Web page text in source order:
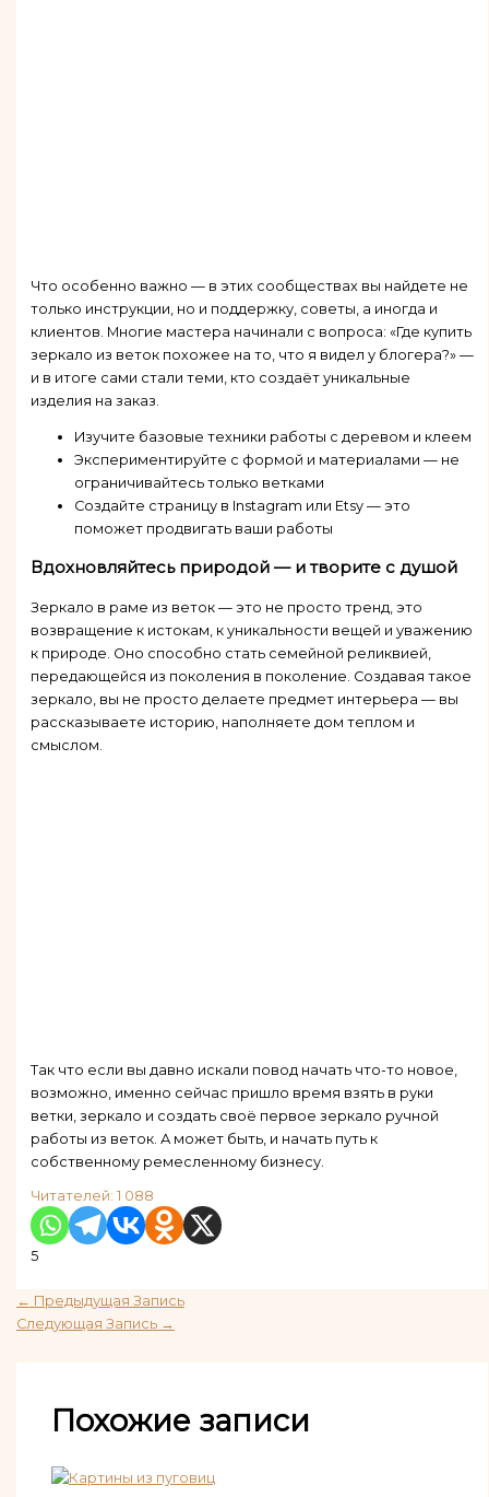
Что особенно важно — в этих сообществах вы найдете не
только инструкции, но и поддержку, советы, а иногда и
клиентов. Многие мастера начинали с вопроса: «Где купить
зеркало из веток похожее на то, что я видел у блогера?» —
и в итоге сами стали теми, кто создаёт уникальные
изделия на заказ.
Изучите базовые техники работы с деревом и клеем
Экспериментируйте с формой и материалами — не
ограничивайтесь только ветками
Создайте страницу в Instagram или Etsy — это
поможет продвигать ваши работы
Вдохновляйтесь природой — и творите с душой
Зеркало в раме из веток — это не просто тренд, это
возвращение к истокам, к уникальности вещей и уважению
к природе. Оно способно стать семейной реликвией,
передающейся из поколения в поколение. Создавая такое
зеркало, вы не просто делаете предмет интерьера — вы
рассказываете историю, наполняете дом теплом и
смыслом.
Так что если вы давно искали повод начать что-то новое,
возможно, именно сейчас пришло время взять в руки
ветки, зеркало и создать своё первое зеркало ручной
работы из веток. А может быть, и начать путь к
собственному ремесленному бизнесу.
Читателей: 1 088
5
← Предыдущая Запись
Следующая Запись →
Похожие записи